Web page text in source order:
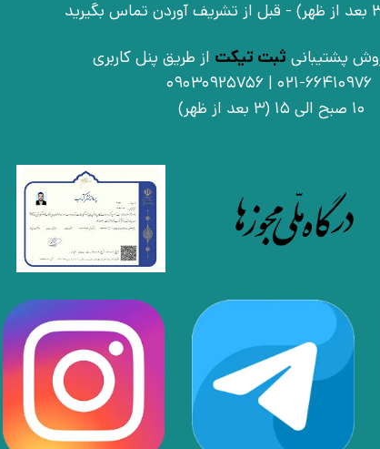
پشتیبانی ثبت تیکت از طریق پنل کاربری
10 صبح الی 15 (3 بعد از ظهر)